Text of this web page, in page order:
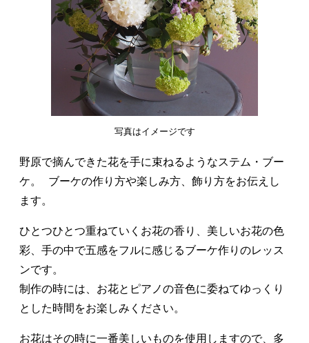
写真はイメージです
野原で摘んできた花を手に束ねるようなステム・ブー
ケ。 ブーケの作り方や楽しみ方、飾り方をお伝えし
ます。
ひとつひとつ重ねていくお花の香り、美しいお花の色
彩、手の中で五感をフルに感じるブーケ作りのレッス
ンです。
制作の時には、お花とピアノの音色に委ねてゆっくり
とした時間をお楽しみください。
お花はその時に一番美しいものを使用しますので、多